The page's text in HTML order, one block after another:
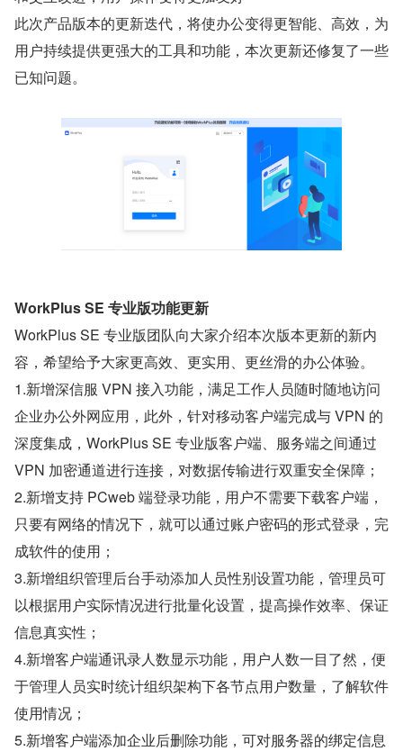
此次产品版本的更新迭代，将使办公变得更智能、高效，为
用户持续提供更强大的工具和功能，本次更新还修复了一些
已知问题。
WorkPlus SE 专业版功能更新
WorkPlus SE 专业版团队向大家介绍本次版本更新的新内
容，希望给予大家更高效、更实用、更丝滑的办公体验。
1.新增深信服 VPN 接入功能，满足工作人员随时随地访问
企业办公外网应用，此外，针对移动客户端完成与 VPN 的
深度集成，WorkPlus SE 专业版客户端、服务端之间通过
VPN 加密通道进行连接，对数据传输进行双重安全保障；
2.新增支持 PCweb 端登录功能，用户不需要下载客户端，
只要有网络的情况下，就可以通过账户密码的形式登录，完
成软件的使用；
3.新增组织管理后台手动添加人员性别设置功能，管理员可
以根据用户实际情况进行批量化设置，提高操作效率、保证
信息真实性；
4.新增客户端通讯录人数显示功能，用户人数一目了然，便
于管理人员实时统计组织架构下各节点用户数量，了解软件
使用情况；
5.新增客户端添加企业后删除功能，可对服务器的绑定信息